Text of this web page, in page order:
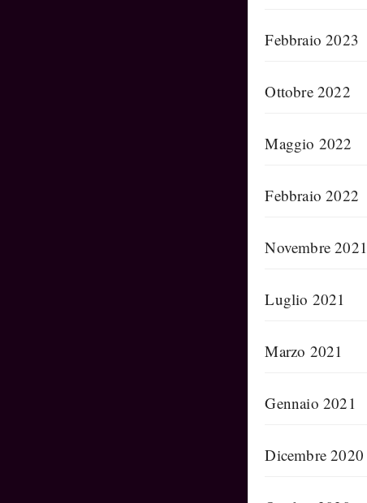
Febbraio 2023
Ottobre 2022
Maggio 2022
Febbraio 2022
Novembre 2021
Luglio 2021
Marzo 2021
Gennaio 2021
Dicembre 2020